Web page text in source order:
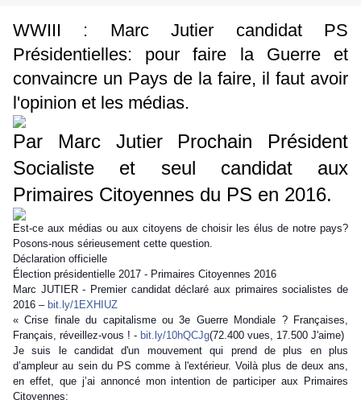
WWIII : Marc Jutier candidat PS
Présidentielles: pour faire la Guerre et
convaincre un Pays de la faire, il faut avoir
l'opinion et les médias.
Par Marc Jutier Prochain Président
Socialiste et seul candidat aux
Primaires Citoyennes du PS en 2016.
Est-ce aux médias ou aux citoyens de choisir les élus de notre pays?
Posons-nous sérieusement cette question.
Déclaration officielle
Élection présidentielle 2017 - Primaires Citoyennes 2016
Marc JUTIER - Premier candidat déclaré aux primaires socialistes de
2016 – bit.ly/1EXHIUZ
« Crise finale du capitalisme ou 3e Guerre Mondiale ? Françaises,
Français, réveillez-vous ! - bit.ly/10hQCJg(72.400 vues, 17.500 J'aime)
Je suis le candidat d'un mouvement qui prend de plus en plus
d’ampleur au sein du PS comme à l'extérieur. Voilà plus de deux ans,
en effet, que j’ai annoncé mon intention de participer aux Primaires
Citoyennes: